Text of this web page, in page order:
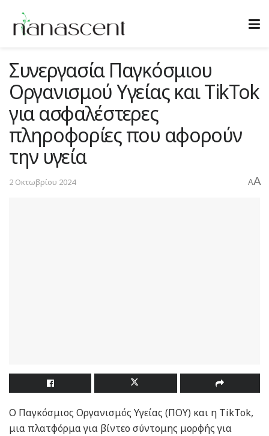
Συνεργασία Παγκόσμιου
Οργανισμού Υγείας και TikTok
για ασφαλέστερες
πληροφορίες που αφορούν
την υγεία
2 Οκτωβρίου 2024 AA
Ο Παγκόσμιος Οργανισμός Υγείας (ΠΟΥ) και η TikTok,
μια πλατφόρμα για βίντεο σύντομης μορφής για